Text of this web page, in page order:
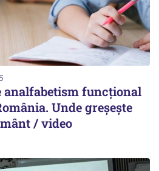
analfabetism funcțional
Unde greșește
/ video